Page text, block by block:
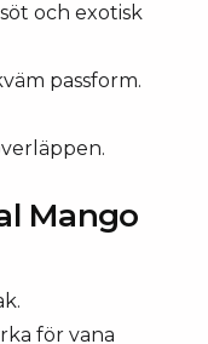
och exotisk
passform.
Mango
för vana